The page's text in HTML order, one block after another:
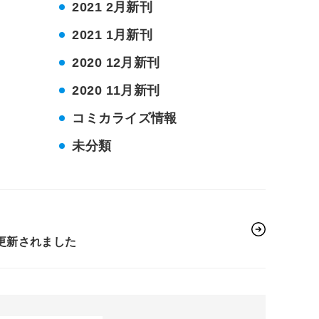
2021 2月新刊
2021 1月新刊
2020 12月新刊
2020 11月新刊
コミカライズ情報
未分類
新されました